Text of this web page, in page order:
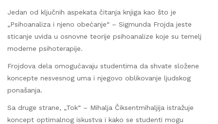
Jedan od ključnih aspekata čitanja knjiga kao što je
„Psihoanaliza i njeno obećanje“ – Sigmunda Frojda jeste
sticanje uvida u osnovne teorije psihoanalize koje su temelj
moderne psihoterapije.
Frojdova dela omogućavaju studentima da shvate složene
koncepte nesvesnog uma i njegovo oblikovanje ljudskog
ponašanja.
Sa druge strane, „Tok“ – Mihalja Čiksentmihaljija istražuje
koncept optimalnog iskustva i kako se studenti mogu